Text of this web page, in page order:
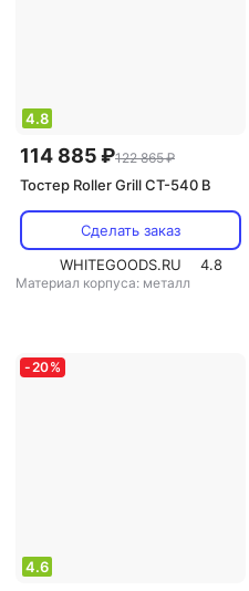
4.8
114 885 ₽122 865 ₽
Тостер Roller Grill CT-540 B
Сделать заказ
WHITEGOODS.RU
4.8
Материал корпуса: металл
-20%
4.6